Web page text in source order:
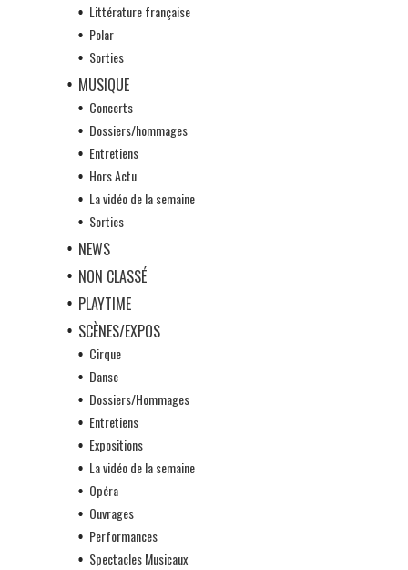
Littérature française
Polar
Sorties
MUSIQUE
Concerts
Dossiers/hommages
Entretiens
Hors Actu
La vidéo de la semaine
Sorties
NEWS
NON CLASSÉ
PLAYTIME
SCÈNES/EXPOS
Cirque
Danse
Dossiers/Hommages
Entretiens
Expositions
La vidéo de la semaine
Opéra
Ouvrages
Performances
Spectacles Musicaux